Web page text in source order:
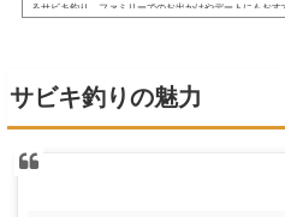
るサビキ釣り。ファミリーでのお出かけやデートにもお
簡単に魚...
サビキ釣りの魅力